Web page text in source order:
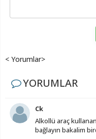
< Yorumlar>
YORUMLAR
Ck
Alkollü araç
bağlayın bakalim